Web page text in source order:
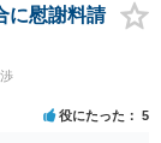
法務局に預けた自
能性 ⇒自筆の遺言
の有無を照会す
言の存在を親族
かったものにす
に慰謝料請
役にたった 5